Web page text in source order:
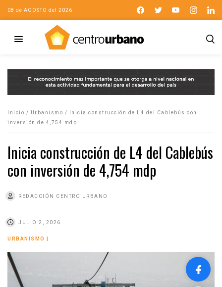
08 de AGOSTO del 2026
Inicio / Urbanismo /
Inicia construcción de L4 del Cablebús con
inversión de 4,754 mdp
Inicia construcción de L4 del Cablebús
con inversión de 4,754 mdp
REDACCIÓN CENTRO URBANO
JULIO 2, 2026
URBANISMO